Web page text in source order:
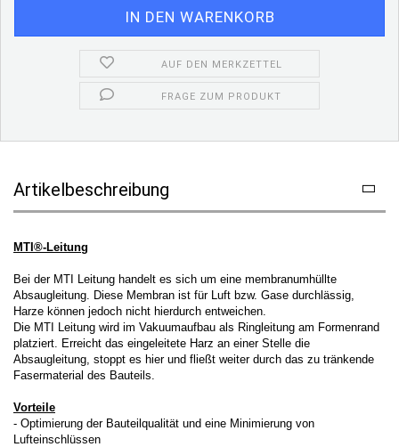
AUF DEN MERKZETTEL
FRAGE ZUM PRODUKT
Artikelbeschreibung
MTI®-Leitung
Bei der MTI Leitung handelt es sich um eine membranumhüllte
Absaugleitung. Diese Membran ist für Luft bzw. Gase durchlässig,
Harze können jedoch nicht hierdurch entweichen.
Die MTI Leitung wird im Vakuumaufbau als Ringleitung am Formenrand
platziert. Erreicht das eingeleitete Harz an einer Stelle die
Absaugleitung, stoppt es hier und fließt weiter durch das zu tränkende
Fasermaterial des Bauteils.
Vorteile
- Optimierung der Bauteilqualität und eine Minimierung von
Lufteinschlüssen